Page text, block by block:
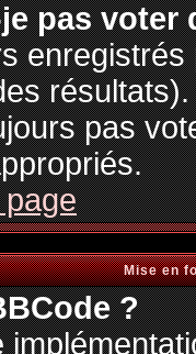
pas voter
pas
Mise en
?